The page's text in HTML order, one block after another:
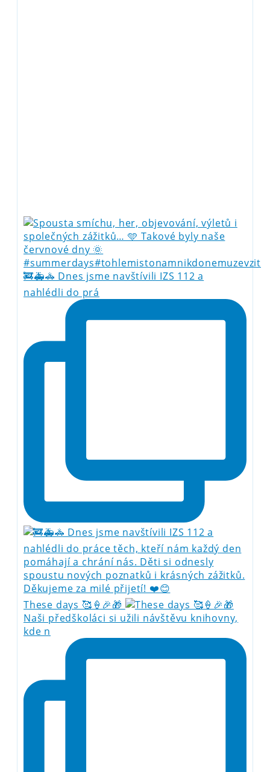
🚒🚑🚓 Dnes jsme navštívili IZS 112 a
nahlédli do prá
These days 🥰🍦🎉🎁
Naši předškoláci si užili návštěvu knihovny,
kde n